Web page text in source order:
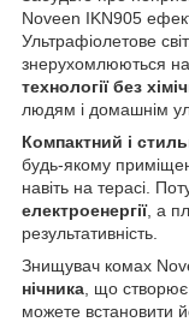
Noveen IKN905
Ультрафіолетове
знерухомлюються
технології без
людям і домашнім
Компактний і
будь-якому
навіть на терасі.
електроенергії, а
результативність.
Знищувач комах
нічника , що
можете встановити